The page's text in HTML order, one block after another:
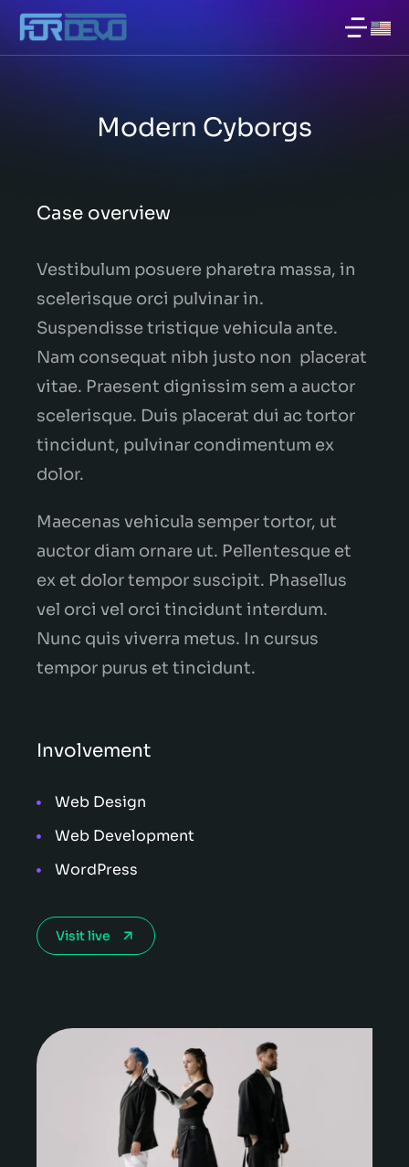
Modern Cyborgs
Case overview
Vestibulum posuere pharetra massa, in
scelerisque orci pulvinar in.
Suspendisse tristique vehicula ante.
Nam consequat nibh justo non placerat
vitae. Praesent dignissim sem a auctor
scelerisque. Duis placerat dui ac tortor
tincidunt, pulvinar condimentum ex
dolor.
Maecenas vehicula semper tortor, ut
auctor diam ornare ut. Pellentesque et
ex et dolor tempor suscipit. Phasellus
vel orci vel orci tincidunt interdum.
Nunc quis viverra metus. In cursus
tempor purus et tincidunt.
Involvement
Web Design
Web Development
WordPress
Visit live